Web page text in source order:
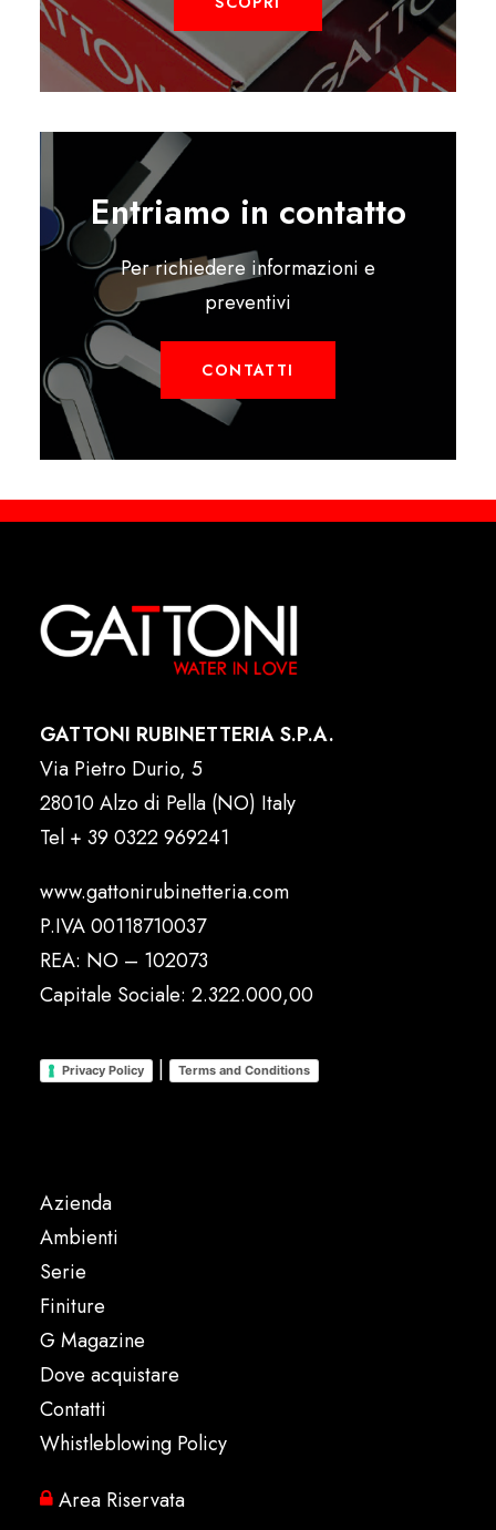
Entriamo in contatto
Per richiedere informazioni e
preventivi
CONTATTI
GATTONI RUBINETTERIA S.P.A.
Via Pietro Durio, 5
28010 Alzo di Pella (NO) Italy
Tel + 39 0322 969241
www.gattonirubinetteria.com
P.IVA 00118710037
REA: NO – 102073
Capitale Sociale: 2.322.000,00
Privacy Policy | Terms and Conditions
Azienda
Ambienti
Serie
Finiture
G Magazine
Dove acquistare
Contatti
Whistleblowing Policy
Area Riservata